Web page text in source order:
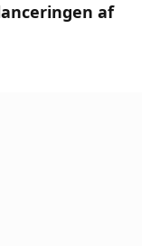
af